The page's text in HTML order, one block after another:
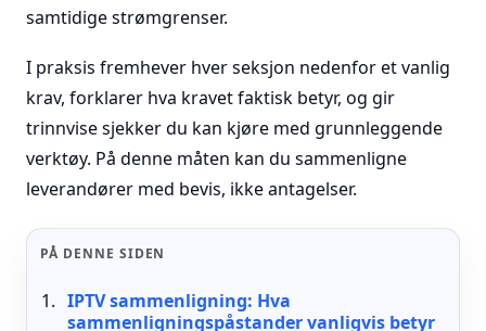
samtidige strømgrenser.
I praksis fremhever hver seksjon nedenfor et vanlig
krav, forklarer hva kravet faktisk betyr, og gir
trinnvise sjekker du kan kjøre med grunnleggende
verktøy. På denne måten kan du sammenligne
leverandører med bevis, ikke antagelser.
PÅ DENNE SIDEN
IPTV sammenligning: Hva
sammenligningspåstander vanligvis betyr